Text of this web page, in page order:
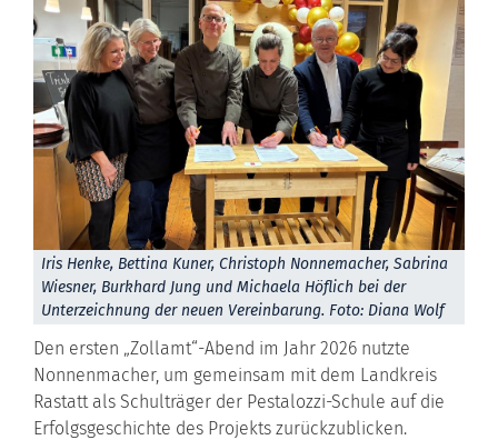
Iris Henke, Bettina Kuner, Christoph Nonnemacher, Sabrina
Wiesner, Burkhard Jung und Michaela Höflich bei der
Unterzeichnung der neuen Vereinbarung. Foto: Diana Wolf
Den ersten „Zollamt“-Abend im Jahr 2026 nutzte
Nonnenmacher, um gemeinsam mit dem Landkreis
Rastatt als Schulträger der Pestalozzi-Schule auf die
Erfolgsgeschichte des Projekts zurückzublicken.